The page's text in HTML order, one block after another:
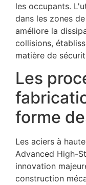
les occupants.
dans les zones
améliore la
collisions,
matière de
Les
forme
Les aciers à
Advanced High-
innovation
construction